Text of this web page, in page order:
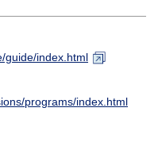
guide/index.html
programs/index.html